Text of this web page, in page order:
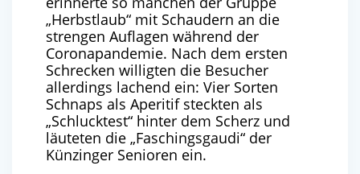
„Herbstlaub“ mit Schaudern an die
strengen Auflagen während der
Coronapandemie. Nach dem ersten
Schrecken willigten die Besucher
allerdings lachend ein: Vier Sorten
Schnaps als Aperitif steckten als
„Schlucktest“ hinter dem Scherz und
läuteten die „Faschingsgaudi“ der
Künzinger Senioren ein.